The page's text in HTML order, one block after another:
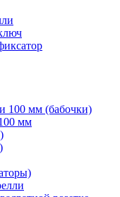
100 мм (бабочки)
мм